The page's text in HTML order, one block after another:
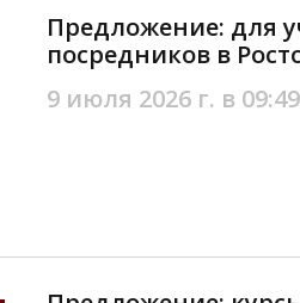
Предложение: для
посредников в
9 июля 2026 г. в 09:49